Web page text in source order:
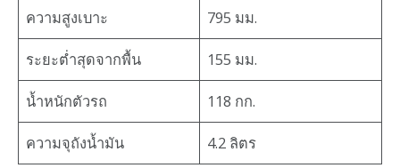
ความสูงเบาะ 795 มม.
ระยะต่ำสุดจากพื้น 155 มม.
น้ำหนักตัวรถ 118 กก.
ความจุถังน้ำมัน 4.2 ลิตร